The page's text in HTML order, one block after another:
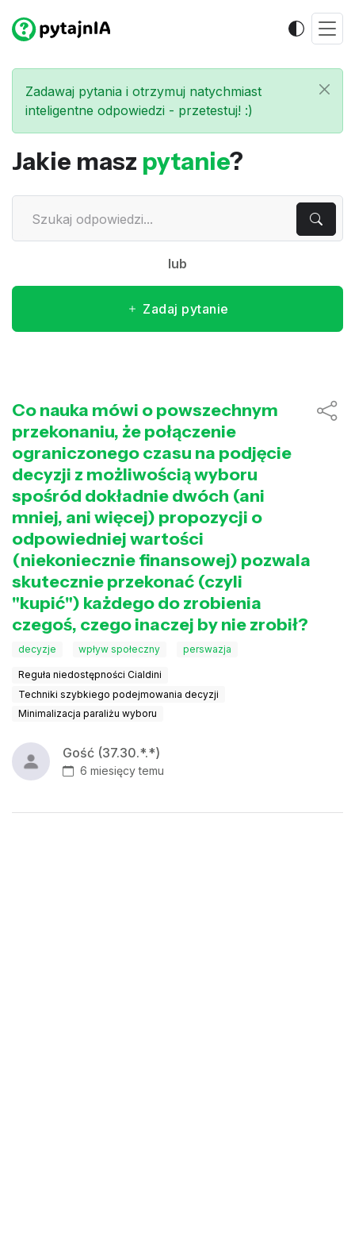
Zadawaj pytania i otrzymuj natychmiast
inteligentne odpowiedzi - przetestuj! :)
Jakie masz pytanie?
lub
Zadaj pytanie
Co nauka mówi o powszechnym
przekonaniu, że połączenie
ograniczonego czasu na podjęcie
decyzji z możliwością wyboru
spośród dokładnie dwóch (ani
mniej, ani więcej) propozycji o
odpowiedniej wartości
(niekoniecznie finansowej) pozwala
skutecznie przekonać (czyli
"kupić") każdego do zrobienia
czegoś, czego inaczej by nie zrobił?
decyzje wpływ społeczny perswazja
Reguła niedostępności Cialdini
Techniki szybkiego podejmowania decyzji
Minimalizacja paraliżu wyboru
Gość (37.30.*.*)
6 miesięcy temu